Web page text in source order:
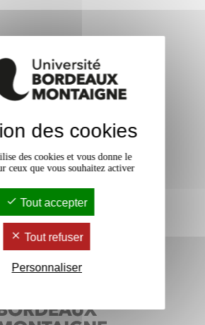
Non
des cookies
des cookies et vous donne le
ceux que vous souhaitez activer
Tout accepter
Tout refuser
Personnaliser